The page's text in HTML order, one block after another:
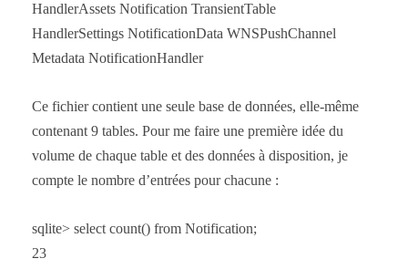
HandlerAssets Notification TransientTable
HandlerSettings NotificationData WNSPushChannel
Metadata NotificationHandler
Ce fichier contient une seule base de données, elle-même
contenant 9 tables. Pour me faire une première idée du
volume de chaque table et des données à disposition, je
compte le nombre d’entrées pour chacune :
sqlite> select count() from Notification;
23